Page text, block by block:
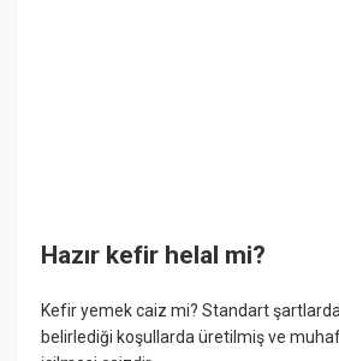
Hazır kefir helal mi?
Kefir yemek caiz mi? Standart
belirlediği koşullarda üretilmiş ve